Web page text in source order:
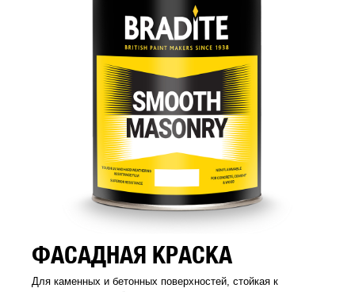
ФАСАДНАЯ КРАСКА
Для каменных и бетонных поверхностей, стойкая к